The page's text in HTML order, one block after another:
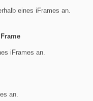
und Interessantes
eines iFrames an.
iFrames an.
an.